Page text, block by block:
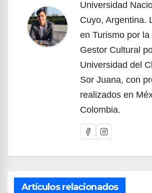
Universidad
Cuyo, Argentina.
en Turismo por
Gestor Cultural
Universidad del
Sor Juana, con
realizados en
Colombia.
Artículos relacionados